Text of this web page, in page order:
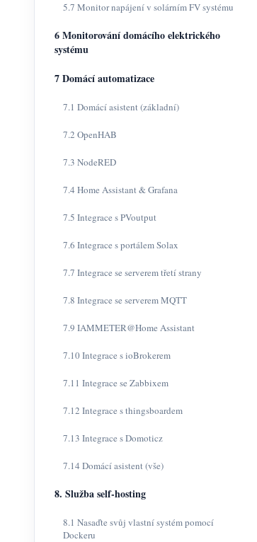
5.7 Monitor napájení v solárním FV systému
6 Monitorování domácího elektrického
systému
7 Domácí automatizace
7.1 Domácí asistent (základní)
7.2 OpenHAB
7.3 NodeRED
7.4 Home Assistant & Grafana
7.5 Integrace s PVoutput
7.6 Integrace s portálem Solax
7.7 Integrace se serverem třetí strany
7.8 Integrace se serverem MQTT
7.9 IAMMETER@Home Assistant
7.10 Integrace s ioBrokerem
7.11 Integrace se Zabbixem
7.12 Integrace s thingsboardem
7.13 Integrace s Domoticz
7.14 Domácí asistent (vše)
8. Služba self-hosting
8.1 Nasaďte svůj vlastní systém pomocí
Dockeru